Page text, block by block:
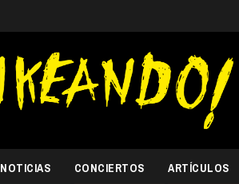
NOTICIAS CONCIERTOS ARTÍCULOS